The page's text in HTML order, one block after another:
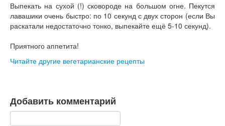
Выпекать на сухой (!) сковороде на большом огне. Пекутся
лавашики очень быстро: по 10 секунд с двух сторон (если Вы
раскатали недостаточно тонко, выпекайте ещё 5-10 секунд).
Приятного аппетита!
Читайте другие вегетарианские рецепты
Добавить комментарий